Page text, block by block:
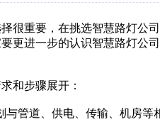
很重要，在挑选智慧路灯公
更进一步的认识智慧路灯公
和步骤展开：
与管道、供电、传输、机房